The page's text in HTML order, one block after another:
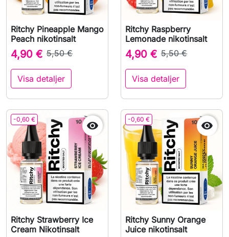
Ritchy Pineapple Mango
Peach nikotinsalt
4,90 € 5,50 €
Visa detaljer
Ritchy Raspberry
Lemonade nikotinsalt
4,90 € 5,50 €
Visa detaljer
-0,60 € 
Ritchy Strawberry Ice
Cream Nikotinsalt
-0,60 € 
Ritchy Sunny Orange
Juice nikotinsalt